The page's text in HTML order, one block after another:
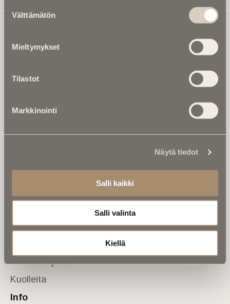
valinta
Välttämätön
Mieltymykset
Tilastot
Markkinointi
Näytä tiedot
Salli kaikki
Salli valinta
Kiellä
Ikuisuusmedia
Ikuisuusmedia on kuolinuutisointiin keskittynyt uusi ja
valtakunnallinen mediabrändi. Julkaisemme uusimmat
Tietoa meistä
Etusivu
Kalenterista
Asiantuntijoilta
Kuolleita
Info